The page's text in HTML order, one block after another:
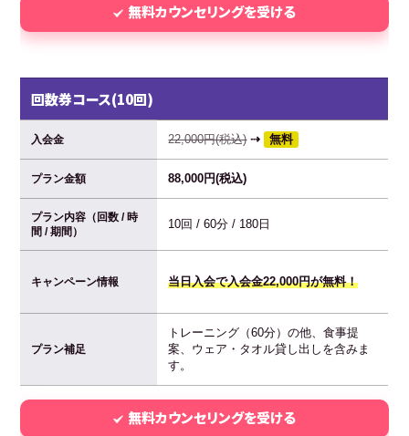
無料カウンセリングを受ける
回数券コース(10回)
入会金 22,000円(税込)⇢ 無料
プラン金額 88,000円(税込)
プラン内容（回数 / 時
間 / 期間）
10回 / 60分 / 180日
キャンペーン情報 当日入会で入会金22,000円が無料！
プラン補足
トレーニング（60分）の他、食事提
案、ウェア・タオル貸し出しを含みま
す。
無料カウンセリングを受ける